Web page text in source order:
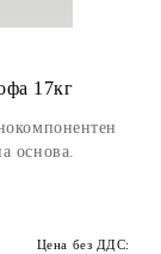
17кг
основа.
Цена без ДДС: